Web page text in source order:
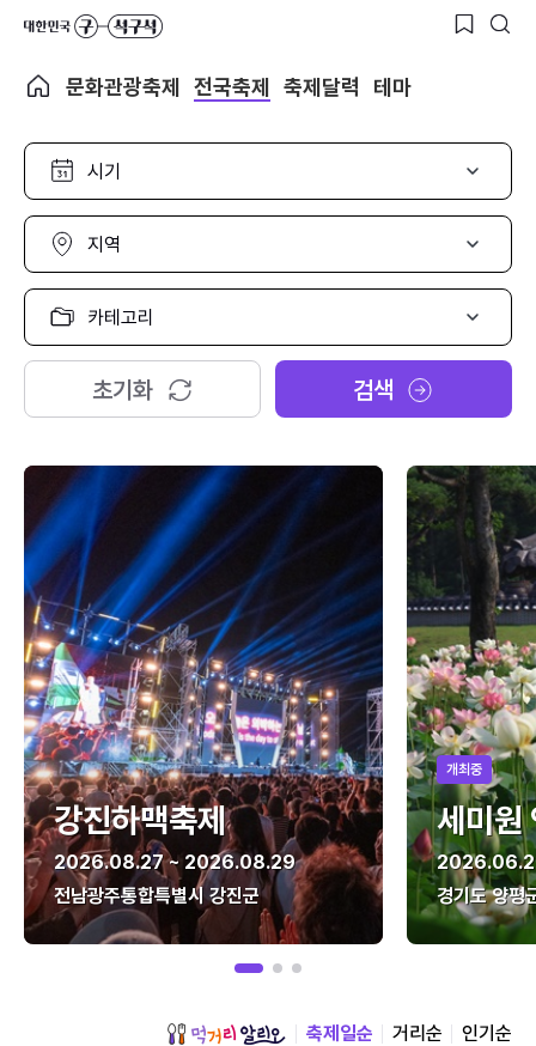
문화관광축제 전국축제 축제달력 테마
시
선
택
지
선
택
카
고
리
택
초기화 검색
강진하맥축제
2026.08.27 ~ 2026.08.29
전남광주통합특별시 강진군
개최중
세미원
경기도 양평
축제일순 거리순 인기순